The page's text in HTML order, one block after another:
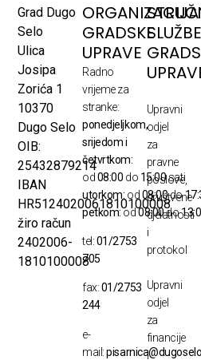
Grad Dugo
Selo
Ulica
Josipa
Zorića 1
10370
Dugo Selo
OIB:
25432879214
IBAN
HR5124020061810100008
žiro račun
2402006-
1810100008
ORGANIZACIJA
GRADSKE
UPRAVE
Radno
vrijeme za
stranke:
ponedjeljkom,
srijedom i
četvrtkom:
od08:00 do 15:00sati
utorkom: od08:00do
petkom:od08:00do
tel:01/2753
705
fax:01/2753
244
e-
mail:
SLUŽBE
Upravni
odjel
za
pravne
poslove,
društvene
djelatnosti
i
protokol
Upravni
odjel
za
financije
i